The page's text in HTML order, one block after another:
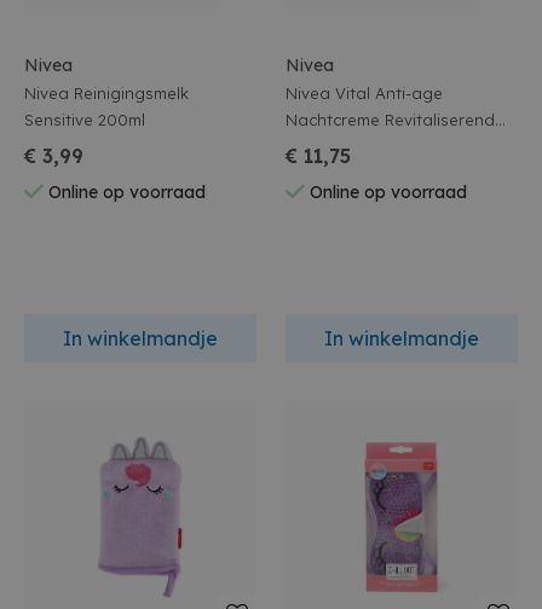
Nivea
Nivea Reinigingsmelk
Sensitive 200ml
€ 3,99
Online op voorraad
In winkelmandje
Nivea
Nivea Vital Anti-age
Nachtcreme Revitaliserend
Voor Rijpe Huid 50ml
€ 11,75
Online op voorraad
In winkelmandje